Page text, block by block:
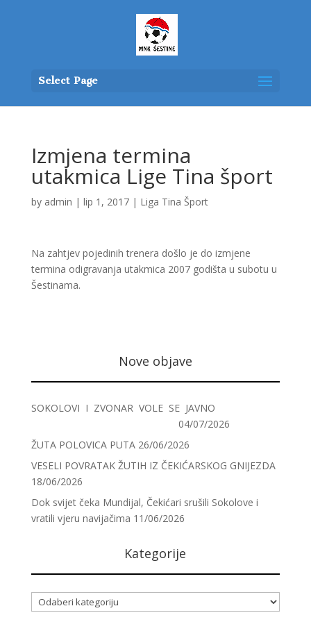
Select Page
Izmjena termina
utakmica Lige Tina šport
by admin | lip 1, 2017| Liga Tina Šport
Na zahtjev pojedinih trenera došlo je do izmjene
termina odigravanja utakmica 2007 godišta u subotu u
Šestinama.
Nove objave
SOKOLOVI I ZVONAR VOLE SE JAVNO
04/07/2026
ŽUTA POLOVICA PUTA 26/06/2026
VESELI POVRATAK ŽUTIH IZ ČEKIĆARSKOG GNIJEZDA
18/06/2026
Dok svijet čeka Mundijal, Čekićari srušili Sokolove i
vratili vjeru navijačima 11/06/2026
Kategorije
Kategorije